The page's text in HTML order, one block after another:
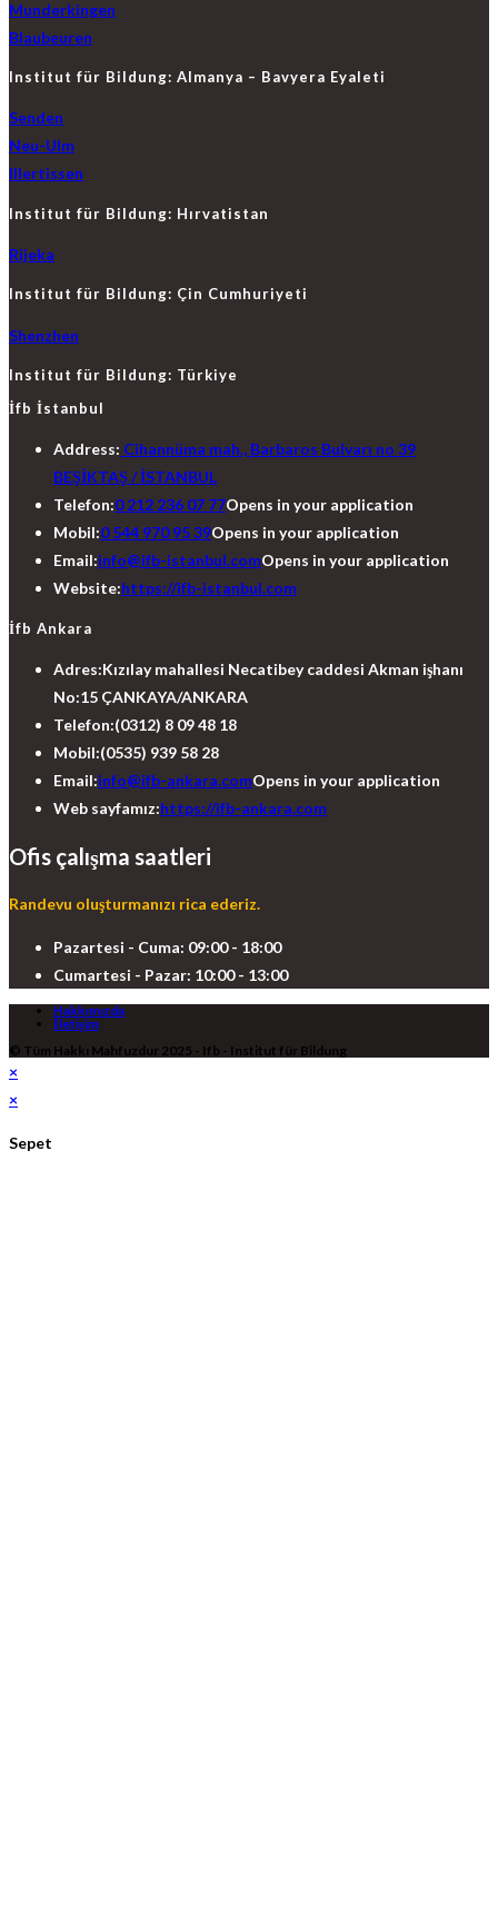
Munderkingen
Blaubeuren
Institut für Bildung: Almanya – Bavyera Eyaleti
Senden
Neu-Ulm
Illertissen
Institut für Bildung: Hırvatistan
Rijeka
Institut für Bildung: Çin Cumhuriyeti
Shenzhen
Institut für Bildung: Türkiye
İfb İstanbul
Address: Cihannüma mah., Barbaros Bulvarı no 39
BEŞİKTAŞ / İSTANBUL
Telefon:0 212 236 07 77Opens in your application
Mobil:0 544 970 95 39Opens in your application
Email:info@ifb-istanbul.comOpens in your application
Website:https://ifb-istanbul.com
İfb Ankara
Adres:Kızılay mahallesi Necatibey caddesi Akman işhanı
No:15 ÇANKAYA/ANKARA
Telefon:(0312) 8 09 48 18
Mobil:(0535) 939 58 28
Email:info@ifb-ankara.comOpens in your application
Web sayfamız:https://ifb-ankara.com
Ofis çalışma saatleri
Randevu oluşturmanızı rica ederiz.
Pazartesi - Cuma: 09:00 - 18:00
Cumartesi - Pazar: 10:00 - 13:00
Hakkımızda
İletişim
© Tüm Hakkı Mahfuzdur 2025 - Ifb - Institut für Bildung
×
×
Sepet